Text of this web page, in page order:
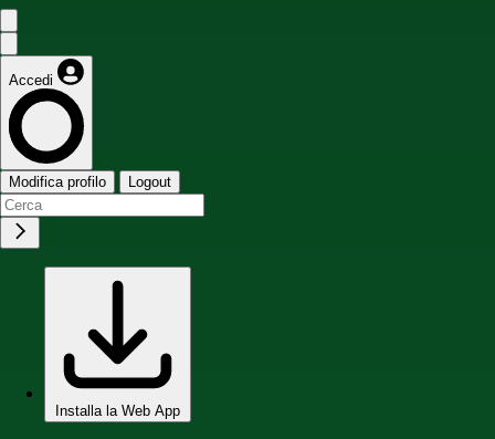
Accedi
Modifica profilo Logout
Installa la Web App